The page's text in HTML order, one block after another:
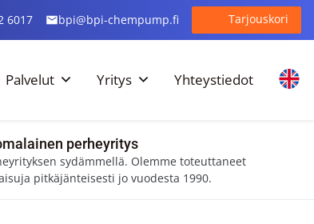
6017 bpi@bpi-chempump.fi Tarjouskori
Palvelut Yritys Yhteystiedot
perheyritys
sydämmellä. Olemme toteuttaneet
pitkäjänteisesti jo vuodesta 1990.